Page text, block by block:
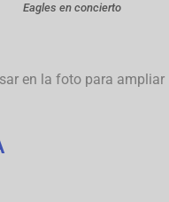
Eagles en concierto
en la foto para ampliar